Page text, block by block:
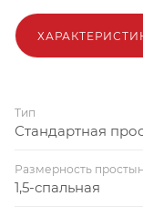
Тип
Стандартная
Размерность
1,5-спальная